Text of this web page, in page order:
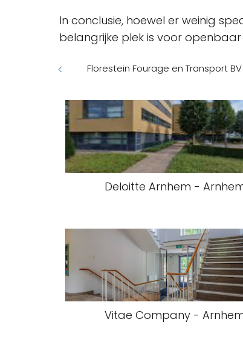
In conclusie, hoewel er weinig
belangrijke plek is voor
Florestein Fourage en Transport
Deloitte Arnhem -
Vitae Company -